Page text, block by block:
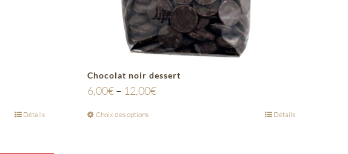
Détails
Chocolat noir dessert
6,00€– 12,00€
Choix des options Détails